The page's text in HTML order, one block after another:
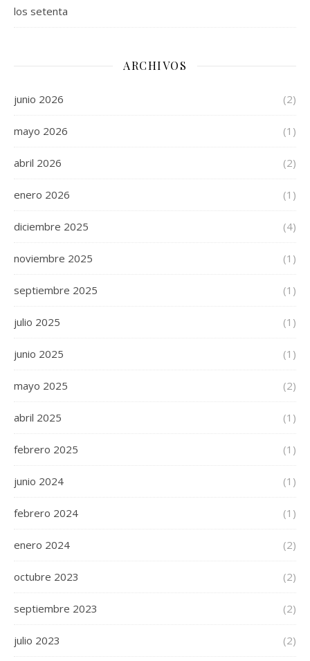
los setenta
ARCHIVOS
junio 2026 (2)
mayo 2026 (1)
abril 2026 (2)
enero 2026 (1)
diciembre 2025 (4)
noviembre 2025 (1)
septiembre 2025 (1)
julio 2025 (1)
junio 2025 (1)
mayo 2025 (2)
abril 2025 (1)
febrero 2025 (1)
junio 2024 (1)
febrero 2024 (1)
enero 2024 (2)
octubre 2023 (2)
septiembre 2023 (2)
julio 2023 (2)